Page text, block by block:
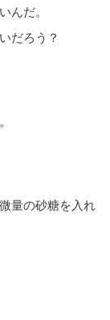
んだ。
だろう？
量の砂糖を入れ